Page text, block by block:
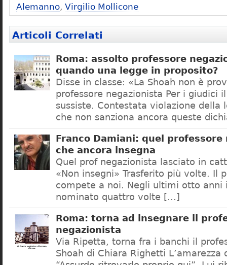
Alemanno, Virgilio Mollicone
Articoli Correlati
Roma: assolto professore
quando una legge in proposito?
Disse in classe: «La Shoah non è
professore negazionista Per i giudici
sussiste. Contestata violazione della
che non sanziona ancora queste
Franco Damiani: quel professore
che ancora insegna
Quel prof negazionista lasciato in
«Non insegni» Trasferito più volte. Il
compete a noi. Negli ultimi otto anni
nominato quattro volte […]
Roma: torna ad insegnare il
negazionista
Via Ripetta, torna fra i banchi il
Shoah di Chiara Righetti L’amarezza